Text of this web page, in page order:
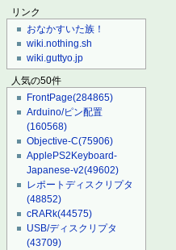
リンク
おなかすいた族！
wiki.nothing.sh
wiki.guttyo.jp
人気の50件
FrontPage(284865)
Arduino/ピン配置
(160568)
Objective-C(75906)
ApplePS2Keyboard-
Japanese-v2(49602)
レポートディスクリプタ
(48852)
cRARk(44575)
USB/ディスクリプタ
(43709)